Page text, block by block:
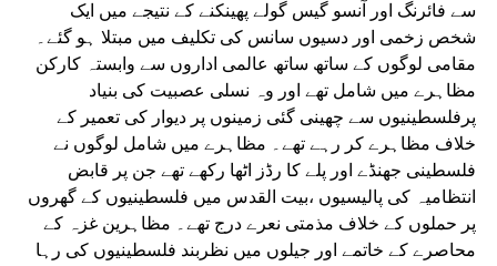
سے فائرنگ اور آنسو گیس گولے پھینکنے کے نتیجے میں ایک
شخص زخمی اور دسیوں سانس کی تکلیف میں مبتلا ہو گئے۔
مقامی لوگوں کے ساتھ ساتھ عالمی اداروں سے وابستہ کارکن
مظاہرے میں شامل تھے اور وہ نسلی عصبیت کی بنیاد
پرفلسطینیوں سے چھینی گئی زمینوں پر دیوار کی تعمیر کے
خلاف مظاہرے کر رہے تھے۔ مظاہرے میں شامل لوگوں نے
فلسطینی جھنڈے اور پلے کا رڈز اٹھا رکھے تھے جن پر قابض
انتظامیہ کی پالیسیوں ،بیت القدس میں فلسطینیوں کے گھروں
پر حملوں کے خلاف مذمتی نعرے درج تھے۔ مظاہرین غزہ کے
محاصرے کے خاتمے اور جیلوں میں نظربند فلسطینیوں کی رہا